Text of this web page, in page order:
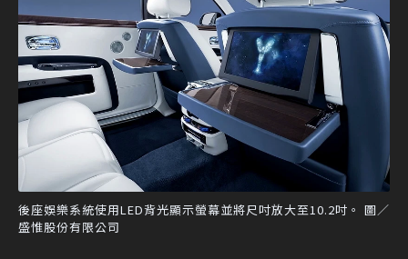
後座娛樂系統使用LED背光顯示螢幕並將尺吋放大至10.2吋。 圖／
盛惟股份有限公司